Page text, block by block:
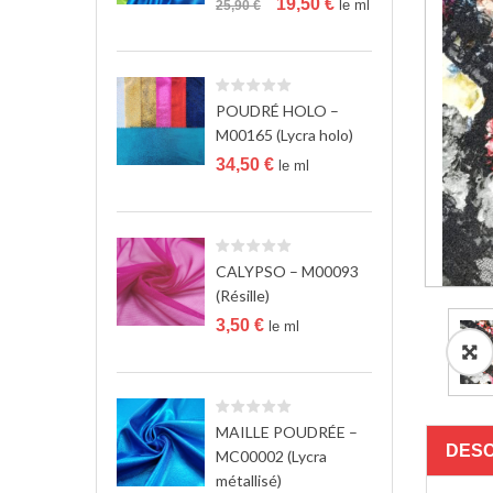
25,90€
25,90 €.
19,50 € le ml
POUDRÉ HOLO –
M00165 (Lycra holo)
34,50 € le ml
CALYPSO – M00093
(Résille)
3,50 € le ml
MAILLE POUDRÉE –
MC00002 (Lycra
métallisé)